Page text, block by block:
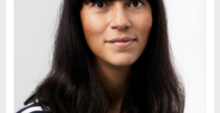
Abgarjan, Narine
Aboulela, Leila
Abrahams, Peter (f. 1919)
Abrahams, Peter (f. 1947)
Abrahamson, Emmy
Abse, Dannie
Abu-Jaber, Diana
Abulhawa, Susan
Aburas, Lone
Achebe, Chinua